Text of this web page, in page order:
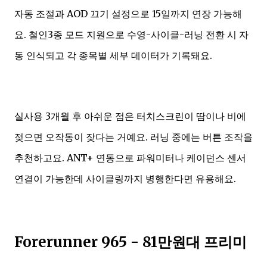
자동 조절과 AOD 끄기 설정으로 15일까지 연장 가능해
요. 철인3종 모드 지원으로 수영-사이클-러닝 전환 시 자
동 인식되고 각 종목별 세부 데이터가 기록돼요.
실사용 3개월 후 아쉬운 점은 터치스크린이 땀이나 비에
젖으면 오작동이 잦다는 거예요. 러닝 중에는 버튼 조작을
추천하고요. ANT+ 연동으로 파워미터나 케이던스 센서
연결이 가능한데 사이클링까지 병행한다면 유용해요.
Forerunner 965 - 81만원대 프리미